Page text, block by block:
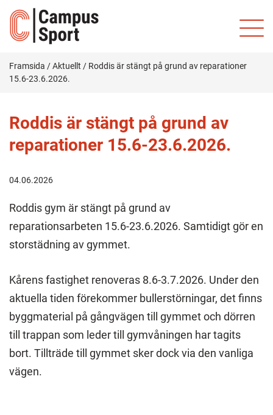
Framsida /Aktuellt / Roddis är stängt på grund av reparationer
15.6-23.6.2026.
Roddis är stängt på grund av
reparationer 15.6-23.6.2026.
04.06.2026
Roddis gym är stängt på grund av
reparationsarbeten 15.6-23.6.2026. Samtidigt gör en
storstädning av gymmet.
Kårens fastighet renoveras 8.6-3.7.2026. Under den
aktuella tiden förekommer bullerstörningar, det finns
byggmaterial på gångvägen till gymmet och dörren
till trappan som leder till gymvåningen har tagits
bort. Tillträde till gymmet sker dock via den vanliga
vägen.